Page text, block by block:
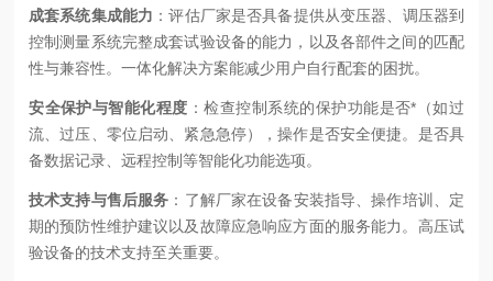
成套系统集成能力 ：评估厂家是否具备提供从变压器、调压器到
控制测量系统完整成套试验设备的能力，以及各部件之间的匹配
性与兼容性。一体化解决方案能减少用户自行配套的困扰。
安全保护与智能化程度 ：检查控制系统的保护功能是否*（如过
流、过压、零位启动、紧急急停），操作是否安全便捷。是否具
备数据记录、远程控制等智能化功能选项。
技术支持与售后服务 ：了解厂家在设备安装指导、操作培训、定
期的预防性维护建议以及故障应急响应方面的服务能力。高压试
验设备的技术支持至关重要。